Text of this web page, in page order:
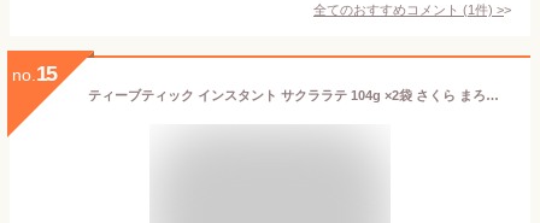
全てのおすすめコメント (1件) >
no. 15
ティーブティック インスタント サクララテ 104g ×2袋 さくら まろやか 華やか ミルク 桜 季節限定 春 美味しい リラックス インスタント ホット アイス アレンジ 甘さ控えめ 桜ラテ